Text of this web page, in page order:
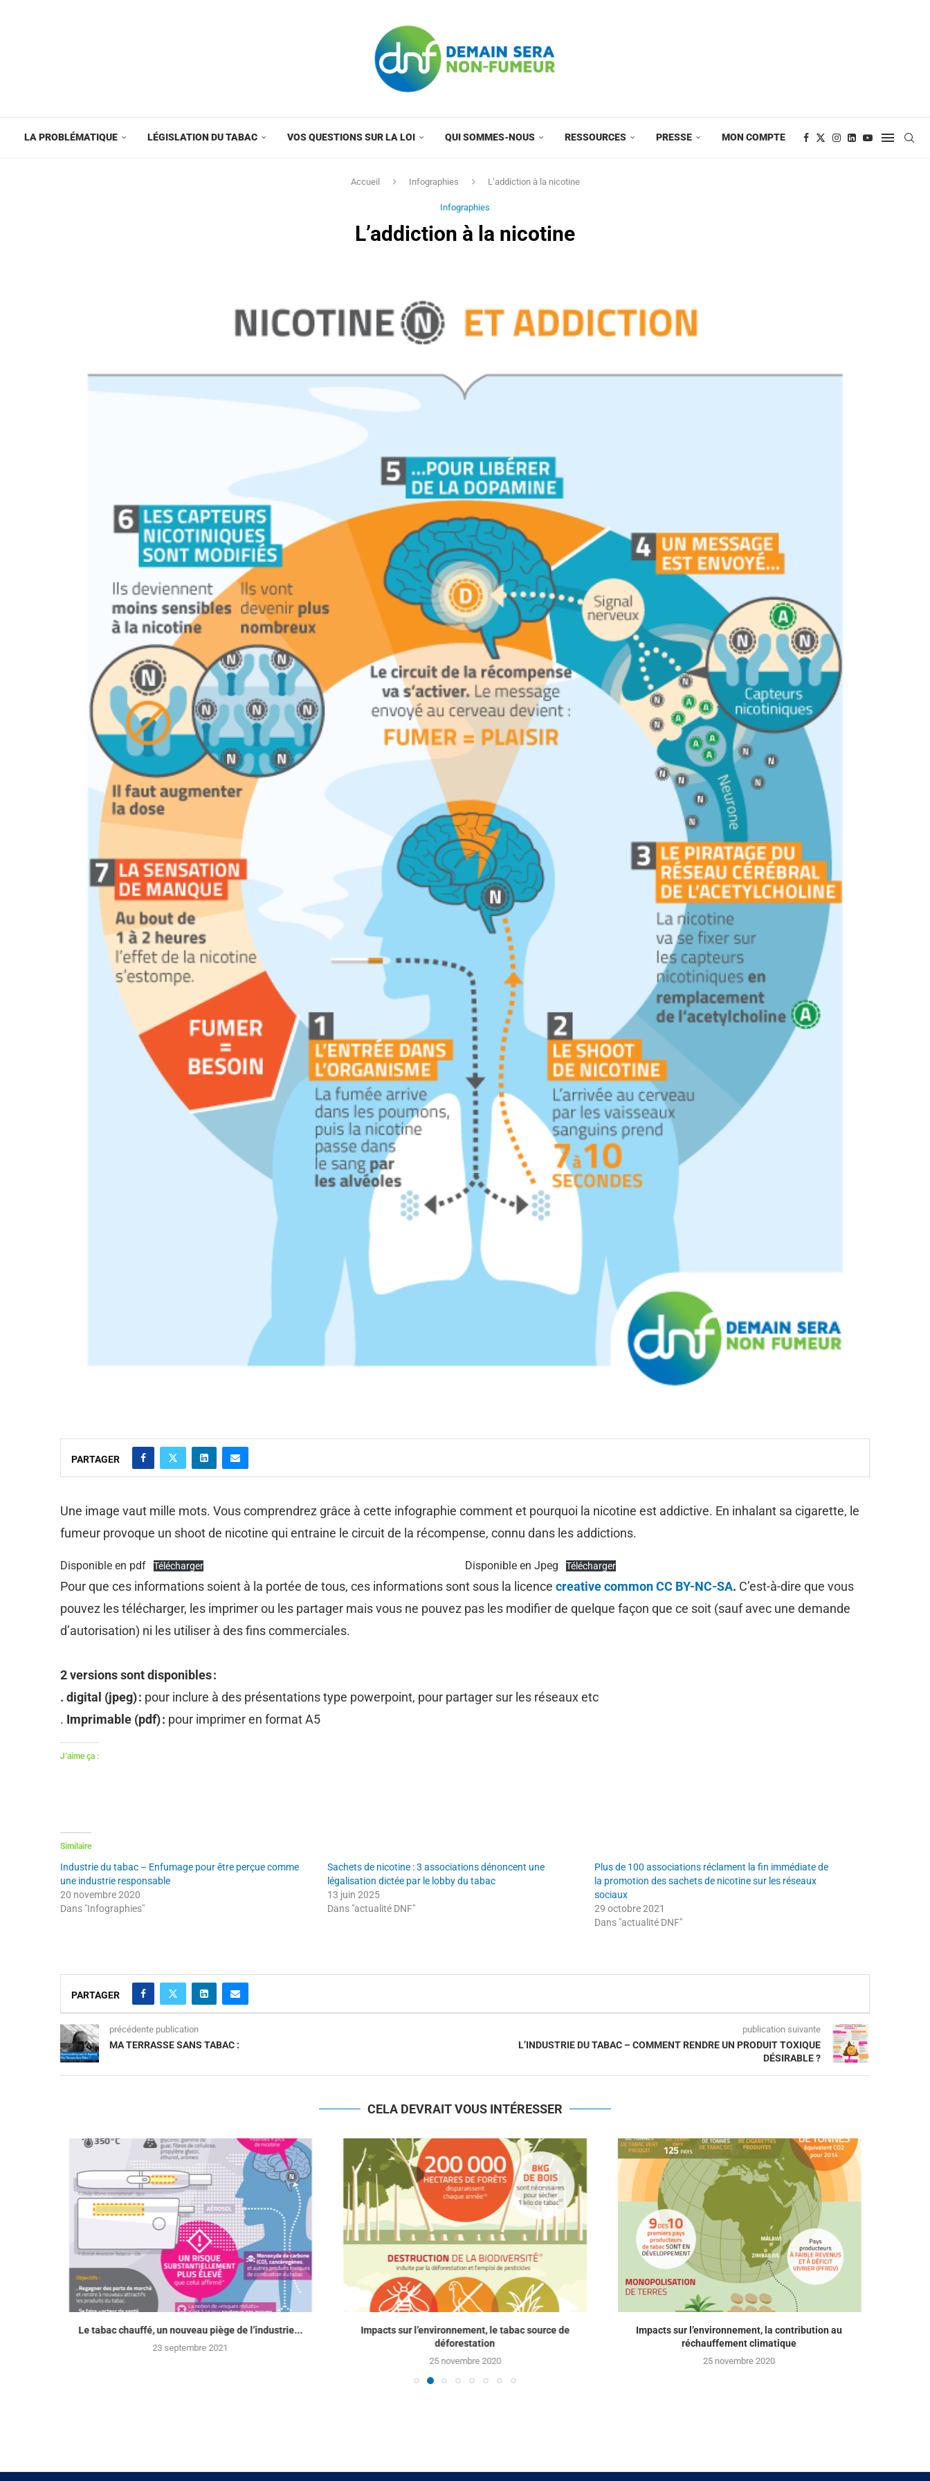
LA PROBLÉMATIQUE LÉGISLATION DU TABAC VOS QUESTIONS SUR LA LOI QUI SOMMES-NOUS RESSOURCES PRESSE MON COMPTE
Accueil Infographies L’addiction à la nicotine
Infographies
L’addiction à la nicotine
PARTAGER
Une image vaut mille mots. Vous comprendrez grâce à cette infographie comment et pourquoi la nicotine est addictive. En inhalant sa cigarette, le
fumeur provoque un shoot de nicotine qui entraine le circuit de la récompense, connu dans les addictions.
Disponible en pdf Télécharger Disponible en Jpeg Télécharger
Pour que ces informations soient à la portée de tous, ces informations sont sous la licence creative common CC BY-NC-SA. C’est-à-dire que vous
pouvez les télécharger, les imprimer ou les partager mais vous ne pouvez pas les modifier de quelque façon que ce soit (sauf avec une demande
d’autorisation) ni les utiliser à des fins commerciales.
2 versions sont disponibles :
. digital (jpeg) : pour inclure à des présentations type powerpoint, pour partager sur les réseaux etc
. Imprimable (pdf) : pour imprimer en format A5
J’aime ça :
Similaire
Industrie du tabac – Enfumage pour être perçue comme
une industrie responsable
20 novembre 2020
Dans "Infographies"
Sachets de nicotine : 3 associations dénoncent une
légalisation dictée par le lobby du tabac
13 juin 2025
Dans "actualité DNF"
Plus de 100 associations réclament la fin immédiate de
la promotion des sachets de nicotine sur les réseaux
sociaux
29 octobre 2021
Dans "actualité DNF"
PARTAGER
précédente publication
MA TERRASSE SANS TABAC :
publication suivante
L’INDUSTRIE DU TABAC – COMMENT RENDRE UN PRODUIT TOXIQUE
DÉSIRABLE ?
CELA DEVRAIT VOUS INTÉRESSER
Le tabac chauffé, un nouveau piège de l’industrie...
23 septembre 2021
Impacts sur l’environnement, le tabac source de
déforestation
25 novembre 2020
Impacts sur l’environnement, la contribution au
réchauffement climatique
25 novembre 2020